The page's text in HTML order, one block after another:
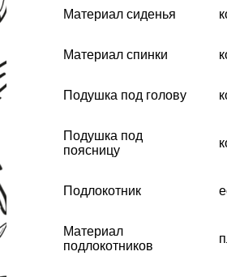
Материал сиденья
Материал спинки
Подушка под голову
Подушка под
поясницу
Подлокотник
Материал
подлокотников